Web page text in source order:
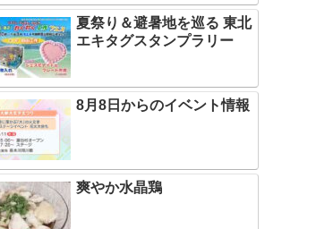
夏祭り＆避暑地を巡る 東北
エキタグスタンプラリー
8月8日からのイベント情報
爽やか水晶鶏